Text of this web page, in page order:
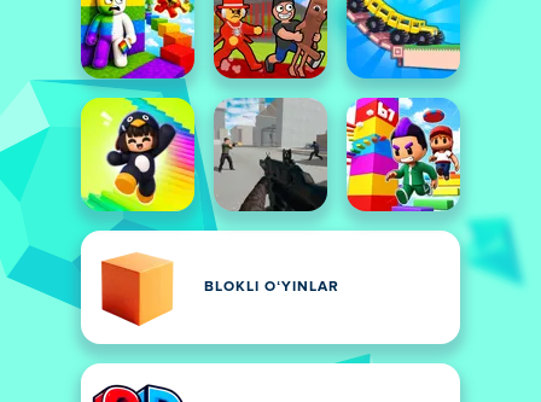
BLOKLI OʻYINLAR